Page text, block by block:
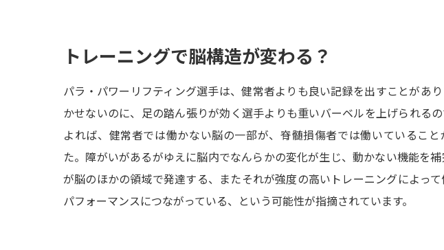
トレーニングで脳構造が変わる？
パラ・パワーリフティング選手は、健常者よりも良い記録を出すことがあ
かせないのに、足の踏ん張りが効く選手よりも重いバーベルを上げられる
よれば、健常者では働かない脳の一部が、脊髄損傷者では働いていること
た。障がいがあるがゆえに脳内でなんらかの変化が生じ、動かない機能を
が脳のほかの領域で発達する、またそれが強度の高いトレーニングによっ
パフォーマンスにつながっている、という可能性が指摘されています。